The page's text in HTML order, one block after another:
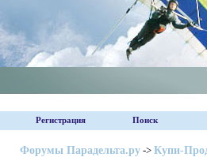
Регистрация Поиск
Форумы Парадельта.ру-> Купи-